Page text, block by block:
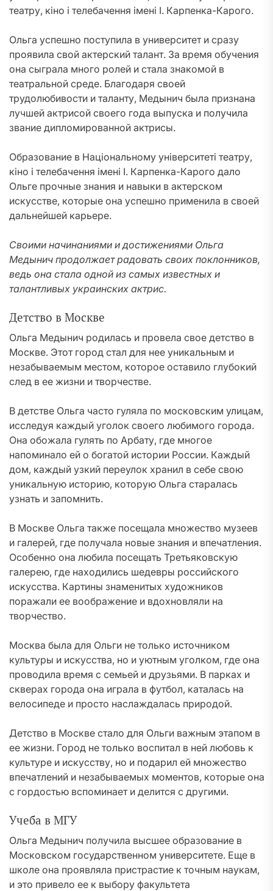
театру, кіно і телебачення імені І. Карпенка-Карого.
Ольга успешно поступила в университет и сразу
проявила свой актерский талант. За время обучения
она сыграла много ролей и стала знакомой в
театральной среде. Благодаря своей
трудолюбивости и таланту, Медынич была признана
лучшей актрисой своего года выпуска и получила
звание дипломированной актрисы.
Образование в Національному університеті театру,
кіно і телебачення імені І. Карпенка-Карого дало
Ольге прочные знания и навыки в актерском
искусстве, которые она успешно применила в своей
дальнейшей карьере.
Своими начинаниями и достижениями Ольга
Медынич продолжает радовать своих поклонников,
ведь она стала одной из самых известных и
талантливых украинских актрис.
Детство в Москве
Ольга Медынич родилась и провела свое детство в
Москве. Этот город стал для нее уникальным и
незабываемым местом, которое оставило глубокий
след в ее жизни и творчестве.
В детстве Ольга часто гуляла по московским улицам,
исследуя каждый уголок своего любимого города.
Она обожала гулять по Арбату, где многое
напоминало ей о богатой истории России. Каждый
дом, каждый узкий переулок хранил в себе свою
уникальную историю, которую Ольга старалась
узнать и запомнить.
В Москве Ольга также посещала множество музеев
и галерей, где получала новые знания и впечатления.
Особенно она любила посещать Третьяковскую
галерею, где находились шедевры российского
искусства. Картины знаменитых художников
поражали ее воображение и вдохновляли на
творчество.
Москва была для Ольги не только источником
культуры и искусства, но и уютным уголком, где она
проводила время с семьей и друзьями. В парках и
скверах города она играла в футбол, каталась на
велосипеде и просто наслаждалась природой.
Детство в Москве стало для Ольги важным этапом в
ее жизни. Город не только воспитал в ней любовь к
культуре и искусству, но и подарил ей множество
впечатлений и незабываемых моментов, которые она
с гордостью вспоминает и делится с другими.
Учеба в МГУ
Ольга Медынич получила высшее образование в
Московском государственном университете. Еще в
школе она проявляла пристрастие к точным наукам,
и это привело ее к выбору факультета